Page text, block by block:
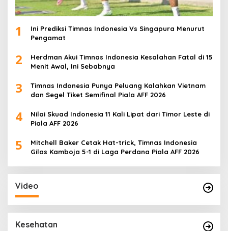
1
Ini Prediksi Timnas Indonesia Vs Singapura Menurut
Pengamat
2
Herdman Akui Timnas Indonesia Kesalahan Fatal di 15
Menit Awal, Ini Sebabnya
3
Timnas Indonesia Punya Peluang Kalahkan Vietnam
dan Segel Tiket Semifinal Piala AFF 2026
4
Nilai Skuad Indonesia 11 Kali Lipat dari Timor Leste di
Piala AFF 2026
5
Mitchell Baker Cetak Hat-trick, Timnas Indonesia
Gilas Kamboja 5-1 di Laga Perdana Piala AFF 2026
Video
Kesehatan